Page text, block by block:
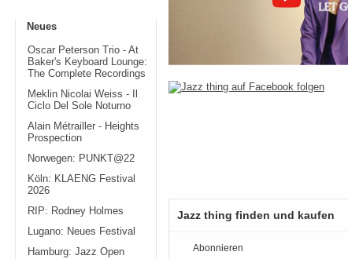
Neues
Oscar Peterson Trio - At
Baker's Keyboard Lounge:
The Complete Recordings
Meklin Nicolai Weiss - Il
Ciclo Del Sole Noturno
Alain Métrailler - Heights
Prospection
Norwegen: PUNKT@22
Köln: KLAENG Festival
2026
RIP: Rodney Holmes
Lugano: Neues Festival
Hamburg: Jazz Open
Jazz thing finden und kaufen
Abonnieren